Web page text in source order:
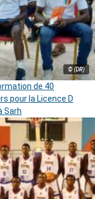
© (DR)
de 40
pour la Licence D
Sarh